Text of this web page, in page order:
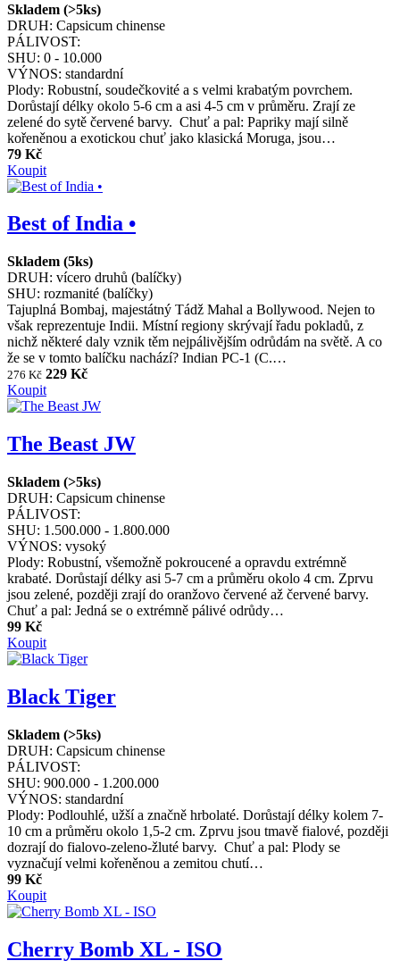
Skladem (>5ks)
DRUH: Capsicum chinense
PÁLIVOST:
SHU: 0 - 10.000
VÝNOS: standardní
Plody: Robustní, soudečkovité a s velmi krabatým povrchem.
Dorůstají délky okolo 5-6 cm a asi 4-5 cm v průměru. Zrají ze
zelené do sytě červené barvy. Chuť a pal: Papriky mají silně
kořeněnou a exotickou chuť jako klasická Moruga, jsou…
79 Kč
Koupit
Best of India •
Skladem (5ks)
DRUH: vícero druhů (balíčky)
SHU: rozmanité (balíčky)
Tajuplná Bombaj, majestátný Tádž Mahal a Bollywood. Nejen to
však reprezentuje Indii. Místní regiony skrývají řadu pokladů, z
nichž některé daly vznik těm nejpálivějším odrůdám na světě. A co
že se v tomto balíčku nachází? Indian PC-1 (C.…
276 Kč 229 Kč
Koupit
The Beast JW
Skladem (>5ks)
DRUH: Capsicum chinense
PÁLIVOST:
SHU: 1.500.000 - 1.800.000
VÝNOS: vysoký
Plody: Robustní, všemožně pokroucené a opravdu extrémně
krabaté. Dorůstají délky asi 5-7 cm a průměru okolo 4 cm. Zprvu
jsou zelené, později zrají do oranžovo červené až červené barvy.
Chuť a pal: Jedná se o extrémně pálivé odrůdy…
99 Kč
Koupit
Black Tiger
Skladem (>5ks)
DRUH: Capsicum chinense
PÁLIVOST:
SHU: 900.000 - 1.200.000
VÝNOS: standardní
Plody: Podlouhlé, užší a značně hrbolaté. Dorůstají délky kolem 7-
10 cm a průměru okolo 1,5-2 cm. Zprvu jsou tmavě fialové, později
dozrají do fialovo-zeleno-žluté barvy. Chuť a pal: Plody se
vyznačují velmi kořeněnou a zemitou chutí…
99 Kč
Koupit
Cherry Bomb XL - ISO